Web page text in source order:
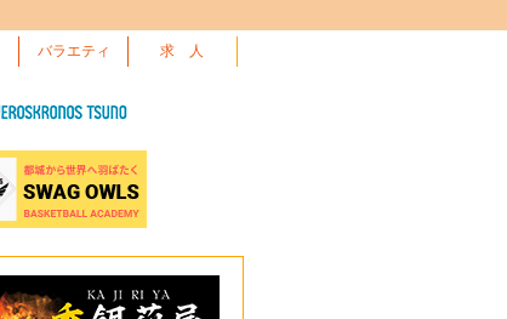
バラエティ 求 人